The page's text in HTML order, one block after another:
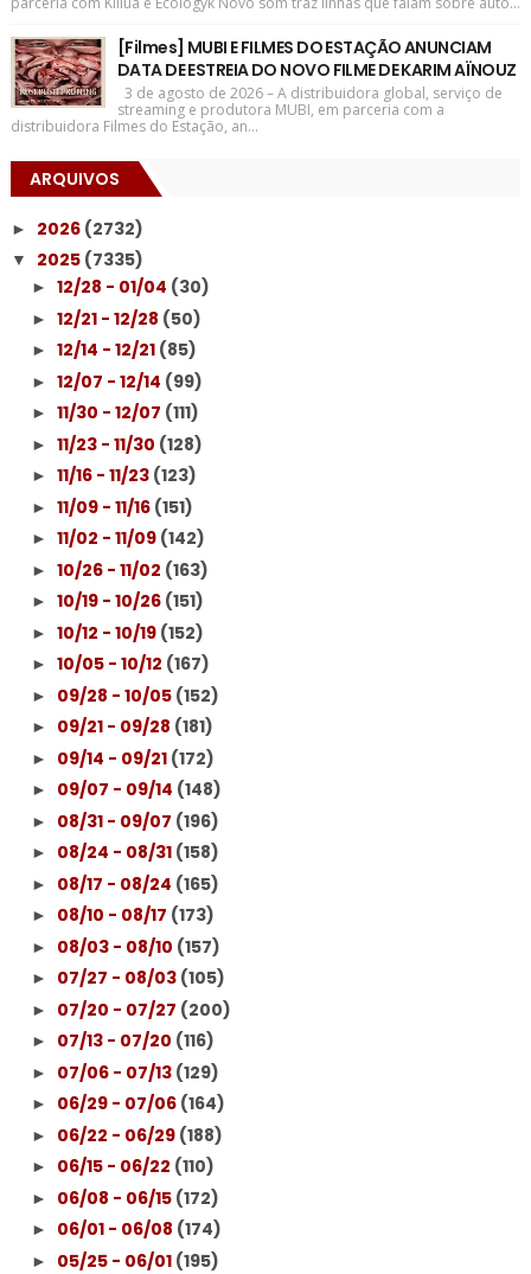
[Filmes] MUBI E FILMES DO ESTAÇÃO ANUNCIAM
DATA DE ESTREIA DO NOVO FILME DE KARIM AÏNOUZ
3 de agosto de 2026 – A distribuidora global, serviço de
streaming e produtora MUBI, em parceria com a
distribuidora Filmes do Estação, an...
ARQUIVOS
► 2026 (2732)
▼ 2025 (7335)
► 12/28 - 01/04 (30)
► 12/21 - 12/28 (50)
► 12/14 - 12/21 (85)
► 12/07 - 12/14 (99)
► 11/30 - 12/07 (111)
► 11/23 - 11/30 (128)
► 11/16 - 11/23 (123)
► 11/09 - 11/16 (151)
► 11/02 - 11/09 (142)
► 10/26 - 11/02 (163)
► 10/19 - 10/26 (151)
► 10/12 - 10/19 (152)
► 10/05 - 10/12 (167)
► 09/28 - 10/05 (152)
► 09/21 - 09/28 (181)
► 09/14 - 09/21 (172)
► 09/07 - 09/14 (148)
► 08/31 - 09/07 (196)
► 08/24 - 08/31 (158)
► 08/17 - 08/24 (165)
► 08/10 - 08/17 (173)
► 08/03 - 08/10 (157)
► 07/27 - 08/03 (105)
► 07/20 - 07/27 (200)
► 07/13 - 07/20 (116)
► 07/06 - 07/13 (129)
► 06/29 - 07/06 (164)
► 06/22 - 06/29 (188)
► 06/15 - 06/22 (110)
► 06/08 - 06/15 (172)
► 06/01 - 06/08 (174)
► 05/25 - 06/01 (195)